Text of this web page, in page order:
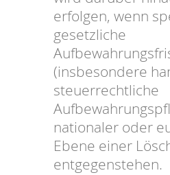
erfolgen, wenn
gesetzliche
(insbesondere
steuerrechtliche
nationaler oder
Ebene einer
entgegenstehen.